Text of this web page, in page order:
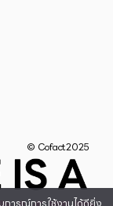
© Cofact2025